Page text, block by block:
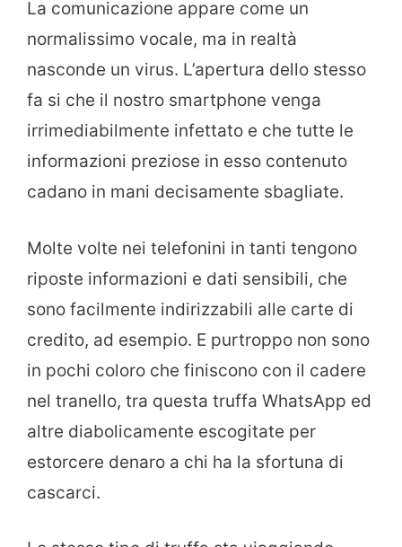
La comunicazione appare come un
normalissimo vocale, ma in realtà
nasconde un virus. L’apertura dello stesso
fa si che il nostro smartphone venga
irrimediabilmente infettato e che tutte le
informazioni preziose in esso contenuto
cadano in mani decisamente sbagliate.
Molte volte nei telefonini in tanti tengono
riposte informazioni e dati sensibili, che
sono facilmente indirizzabili alle carte di
credito, ad esempio. E purtroppo non sono
in pochi coloro che finiscono con il cadere
nel tranello, tra questa truffa WhatsApp ed
altre diabolicamente escogitate per
estorcere denaro a chi ha la sfortuna di
cascarci.